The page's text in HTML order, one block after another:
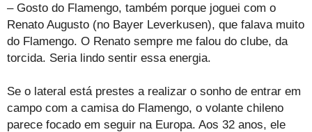
– Gosto do Flamengo, também porque joguei com o
Renato Augusto (no Bayer Leverkusen), que falava muito
do Flamengo. O Renato sempre me falou do clube, da
torcida. Seria lindo sentir essa energia.
Se o lateral está prestes a realizar o sonho de entrar em
campo com a camisa do Flamengo, o volante chileno
parece focado em seguir na Europa. Aos 32 anos, ele